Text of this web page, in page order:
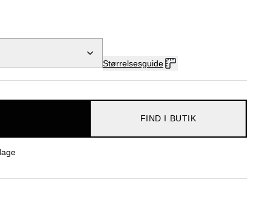
Størrelsesguide
FIND I BUTIK